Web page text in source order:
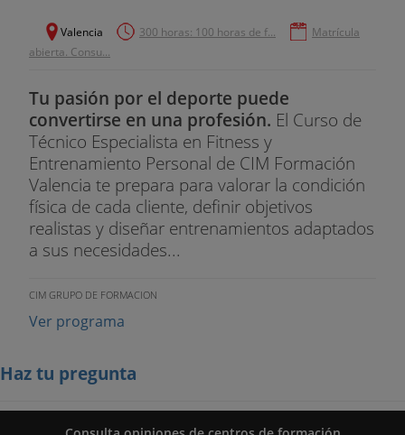
Valencia 300 horas: 100 horas de f...
Matrícula
abierta. Consu...
Tu pasión por el deporte puede
convertirse en una profesión. El Curso de
Técnico Especialista en Fitness y
Entrenamiento Personal de CIM Formación
Valencia te prepara para valorar la condición
física de cada cliente, definir objetivos
realistas y diseñar entrenamientos adaptados
a sus necesidades...
CIM GRUPO DE FORMACION
Ver programa
Haz tu pregunta